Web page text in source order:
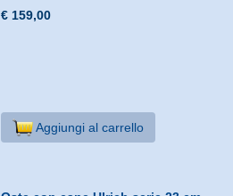
€ 159,00
Aggiungi al carrello